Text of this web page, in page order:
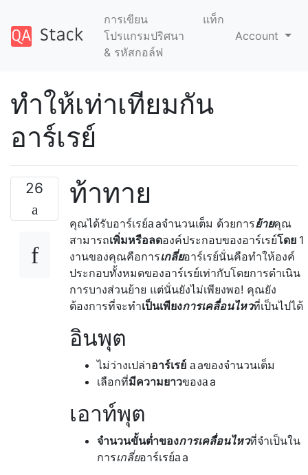
การเขียน
โปรแกรมปริศนา
& รหัสกอล์ฟ
แท็ก
Account
ทำให้เท่าเทียมกัน
อาร์เรย์
26 ท้าทาย
คุณได้รับอาร์เรย์aaจำนวนเต็ม ด้วยการย้ายคุณ
สามารถเพิ่มหรือลดองค์ประกอบของอาร์เรย์โดย 1
งานของคุณคือการเกลี่ยอาร์เรย์นั่นคือทำให้องค์
ประกอบทั้งหมดของอาร์เรย์เท่ากับโดยการดำเนิน
การบางส่วนย้าย แต่นั่นยังไม่เพียงพอ! คุณยัง
ต้องการที่จะทำเป็นเพียงการเคลื่อนไหวที่เป็นไปได้
อินพุต
ไม่ว่างเปล่าอาร์เรย์ aaของจำนวนเต็ม
เลือกที่มีความยาวของaa
เอาท์พุต
จำนวนขั้นต่ำของการเคลื่อนไหวที่จำเป็นใน
การเกลี่ยอาร์เรย์aa